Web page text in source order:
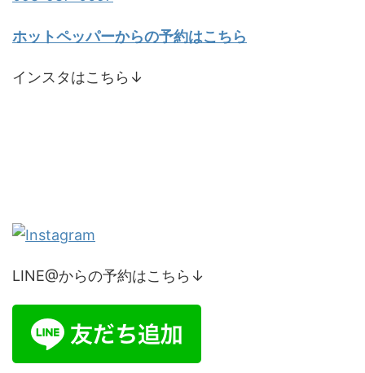
ホットペッパーからの予約はこちら
インスタはこちら↓
LINE@からの予約はこちら↓